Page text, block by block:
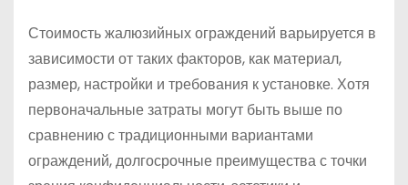
Стоимость жалюзийных ограждений варьируется в
зависимости от таких факторов, как материал,
размер, настройки и требования к установке. Хотя
первоначальные затраты могут быть выше по
сравнению с традиционными вариантами
ограждений, долгосрочные преимущества с точки